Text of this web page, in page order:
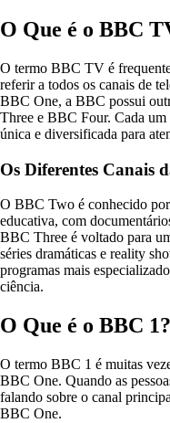
O Que é o BBC
O termo BBC TV é
referir a todos os canais de
BBC One, a BBC possui
Three e BBC Four. Cada um
única e diversificada para
Os Diferentes Canais
O BBC Two é conhecido
educativa, com
BBC Three é voltado para
séries dramáticas e reality
programas mais
ciência.
O Que é o BBC 1?
O termo BBC 1 é muitas
BBC One. Quando as
falando sobre o canal
BBC One.